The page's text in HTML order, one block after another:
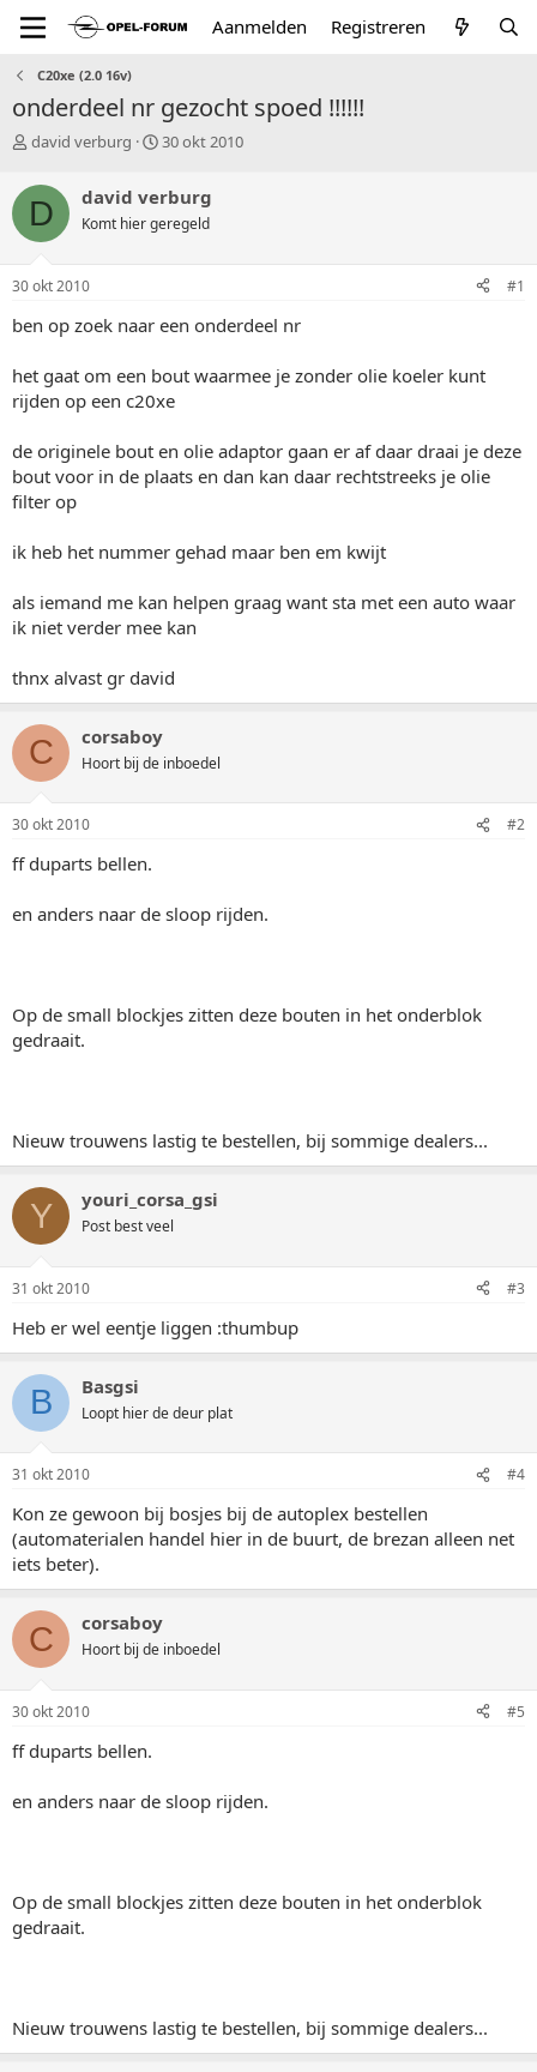
Aanmelden Registreren
C20xe (2.0 16v)
onderdeel nr gezocht spoed !!!!!!
T
p
i
c
s
a
t
r
david verburg
S
r
t
a
m
30 okt 2010
D david verburg
Komt hier geregeld
30 okt 2010 #1
ben op zoek naar een onderdeel nr
het gaat om een bout waarmee je zonder olie koeler kunt
rijden op een c20xe
de originele bout en olie adaptor gaan er af daar draai je deze
bout voor in de plaats en dan kan daar rechtstreeks je olie
filter op
ik heb het nummer gehad maar ben em kwijt
als iemand me kan helpen graag want sta met een auto waar
ik niet verder mee kan
thnx alvast gr david
C corsaboy
Hoort bij de inboedel
30 okt 2010 #2
ff duparts bellen.
en anders naar de sloop rijden.
Op de small blockjes zitten deze bouten in het onderblok
gedraait.
Nieuw trouwens lastig te bestellen, bij sommige dealers...
Y youri_corsa_gsi
Post best veel
31 okt 2010 #3
Heb er wel eentje liggen :thumbup
B Basgsi
Loopt hier de deur plat
31 okt 2010 #4
Kon ze gewoon bij bosjes bij de autoplex bestellen
(automaterialen handel hier in de buurt, de brezan alleen net
iets beter).
C corsaboy
Hoort bij de inboedel
30 okt 2010 #5
ff duparts bellen.
en anders naar de sloop rijden.
Op de small blockjes zitten deze bouten in het onderblok
gedraait.
Nieuw trouwens lastig te bestellen, bij sommige dealers...